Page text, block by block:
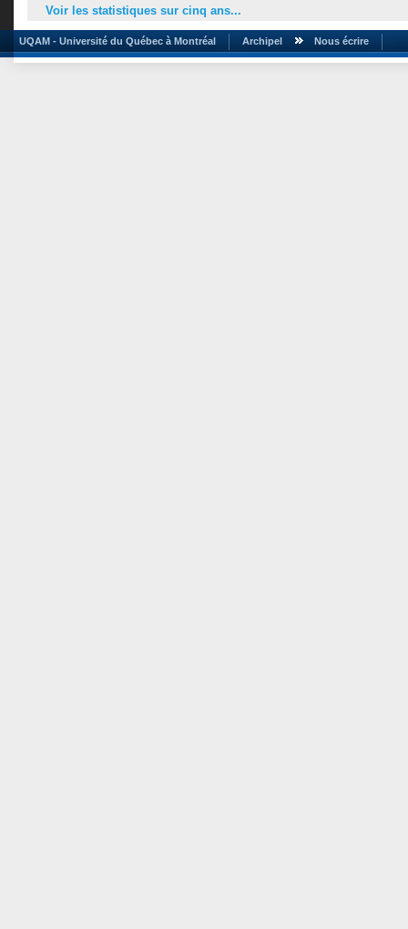
Voir les statistiques sur cinq ans...
UQAM - Université du Québec à Montréal Archipel Nous écrire